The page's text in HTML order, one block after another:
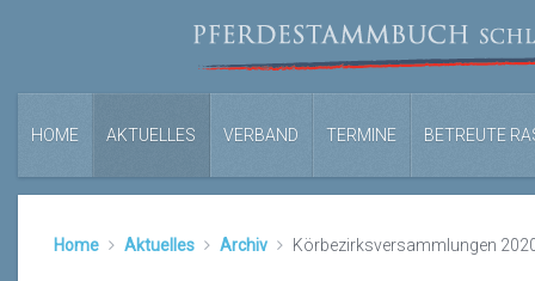
HOME AKTUELLES VERBAND TERMINE BETREUTE
Home Aktuelles Archiv Körbezirksversammlungen